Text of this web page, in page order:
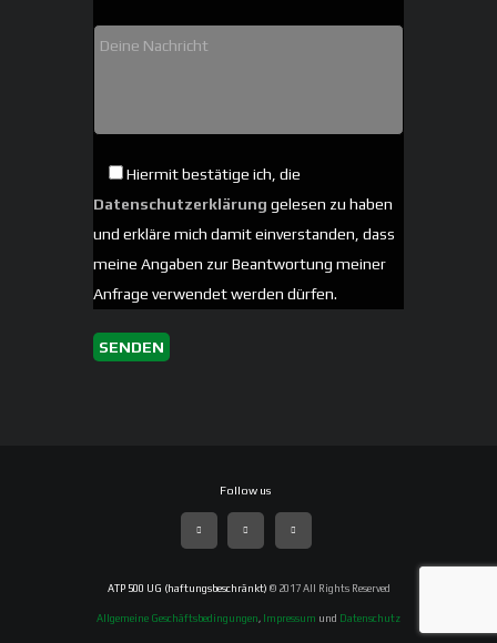
Hiermit bestätige ich, die
Datenschutzerklärung gelesen zu haben
und erkläre mich damit einverstanden, dass
meine Angaben zur Beantwortung meiner
Anfrage verwendet werden dürfen.
ATP 500 UG (haftungsbeschränkt) © 2017 All Rights Reserved
Allgemeine Geschäftsbedingungen, Impressum und Datenschutz